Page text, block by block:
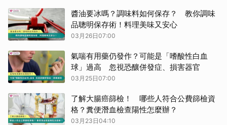
醬油要冰嗎？調味料如何保存？ 教你調味
品聰明保存術！料理美味又安心
03月26日07:00
氣喘有用藥仍發作？可能是「嗜酸性白血
球」過高 忽視恐釀併發症、損害器官
03月25日07:00
了解大腸癌篩檢！ 哪些人符合公費篩檢資
格？糞便潛血檢查陽性怎麼辦？
03月23日04:10
取消